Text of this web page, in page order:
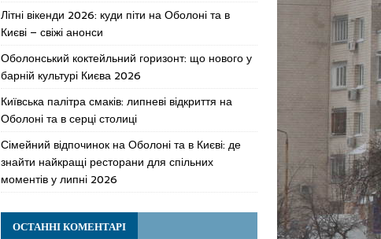
Літні вікенди 2026: куди піти на Оболоні та в
Києві – свіжі анонси
Оболонський коктейльний горизонт: що нового у
барній культурі Києва 2026
Київська палітра смаків: липневі відкриття на
Оболоні та в серці столиці
Сімейний відпочинок на Оболоні та в Києві: де
знайти найкращі ресторани для спільних
моментів у липні 2026
ОСТАННІ КОМЕНТАРІ